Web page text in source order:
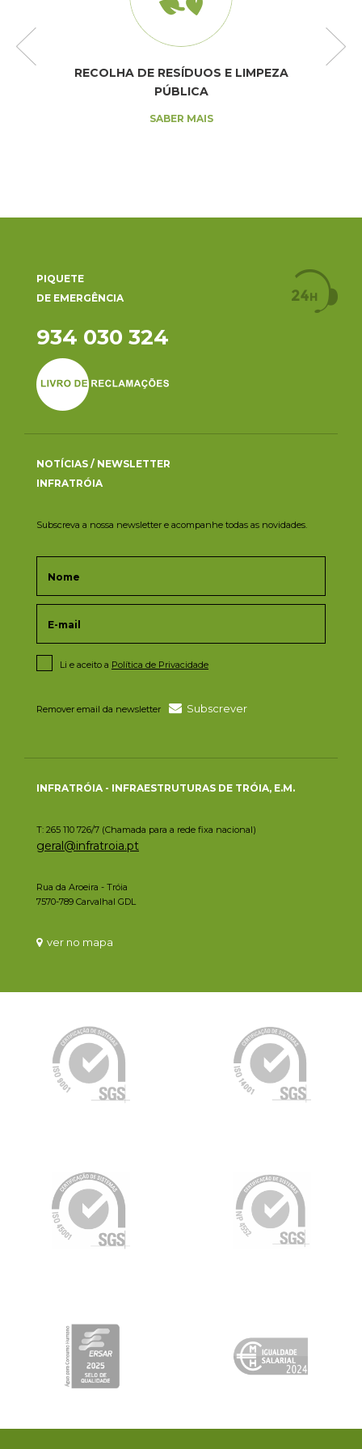
RECOLHA DE RESÍDUOS E LIMPEZA
PÚBLICA
SABER MAIS
PIQUETE
DE EMERGÊNCIA
934 030 324
NOTÍCIAS / NEWSLETTER
INFRATRÓIA
Subscreva a nossa newsletter e acompanhe todas as novidades.
Li e aceito a Política de Privacidade
Remover email da newsletter Subscrever
INFRATRÓIA - INFRAESTRUTURAS DE TRÓIA, E.M.
T: 265 110 726/7 (Chamada para a rede fixa nacional)
geral@infratroia.pt
Rua da Aroeira - Tróia
7570-789 Carvalhal GDL
ver no mapa